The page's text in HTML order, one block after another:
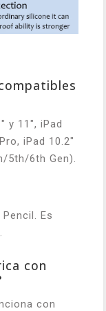
y 11", iPad
iPad 10.2"
5th/6th Gen).
Es
con
con